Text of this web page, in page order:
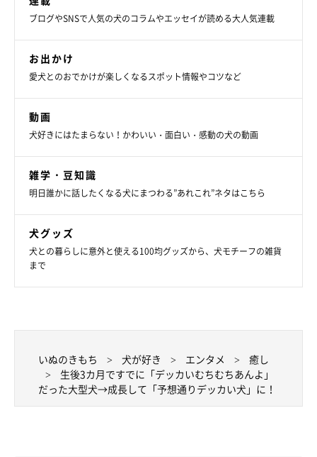
ブログやSNSで人気の犬のコラムやエッセイが読める大人気連載
お出かけ
愛犬とのおでかけが楽しくなるスポット情報やコツなど
動画
犬好きにはたまらない！かわいい・面白い・感動の犬の動画
雑学・豆知識
明日誰かに話したくなる犬にまつわる”あれこれ”ネタはこちら
犬グッズ
犬との暮らしに意外と使える100均グッズから、犬モチーフの雑貨
まで
いぬのきもち 犬が好き エンタメ
癒し
生後3カ月ですでに「デッカいむちむちあんよ」
だった大型犬→成長して「予想通りデッカい犬」に！